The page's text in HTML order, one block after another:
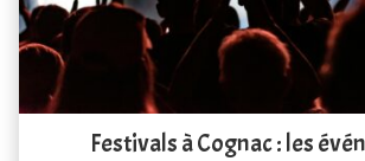
Festivals à Cognac : les